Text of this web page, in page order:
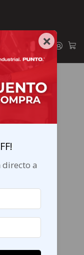
sobre $29.990
×
directo a